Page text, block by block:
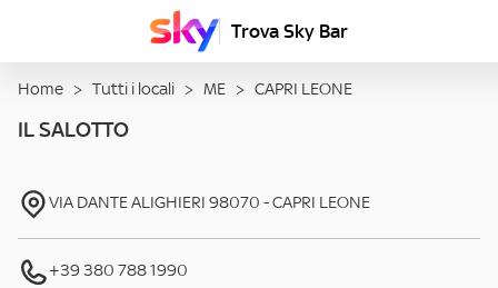
Trova Sky Bar
Home > Tutti i locali > ME > CAPRI LEONE
IL SALOTTO
VIA DANTE ALIGHIERI 98070 -CAPRI LEONE
+39 380 788 1990